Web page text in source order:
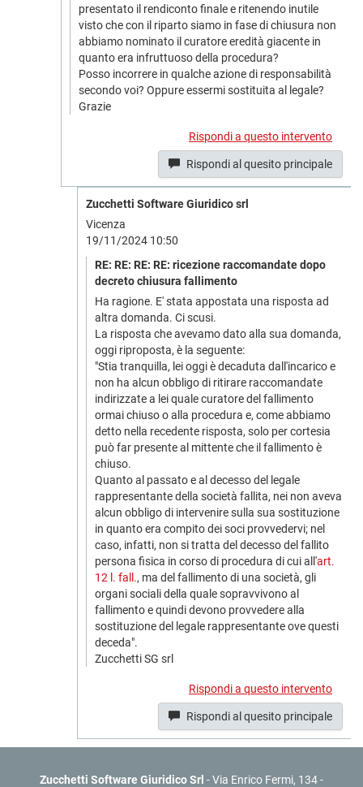
presentato il rendiconto finale e ritenendo inutile
visto che con il riparto siamo in fase di chiusura non
abbiamo nominato il curatore eredità giacente in
quanto era infruttuoso della procedura?
Posso incorrere in qualche azione di responsabilità
secondo voi? Oppure essermi sostituita al legale?
Grazie
Rispondi a questo intervento
Rispondi al quesito principale
Zucchetti Software Giuridico srl
Vicenza
19/11/2024 10:50
RE: RE: RE: RE: ricezione raccomandate dopo
decreto chiusura fallimento
Ha ragione. E' stata appostata una risposta ad
altra domanda. Ci scusi.
La risposta che avevamo dato alla sua domanda,
oggi riproposta, è la seguente:
"Stia tranquilla, lei oggi è decaduta dall'incarico e
non ha alcun obbligo di ritirare raccomandate
indirizzate a lei quale curatore del fallimento
ormai chiuso o alla procedura e, come abbiamo
detto nella recedente risposta, solo per cortesia
può far presente al mittente che il fallimento è
chiuso.
Quanto al passato e al decesso del legale
rappresentante della società fallita, nei non aveva
alcun obbligo di intervenire sulla sua sostituzione
in quanto era compito dei soci provvedervi; nel
caso, infatti, non si tratta del decesso del fallito
persona fisica in corso di procedura di cui all'art.
12 l. fall., ma del fallimento di una società, gli
organi sociali della quale sopravvivono al
fallimento e quindi devono provvedere alla
sostituzione del legale rappresentante ove questi
deceda".
Zucchetti SG srl
Rispondi a questo intervento
Rispondi al quesito principale
Zucchetti Software Giuridico Srl - Via Enrico Fermi, 134 -